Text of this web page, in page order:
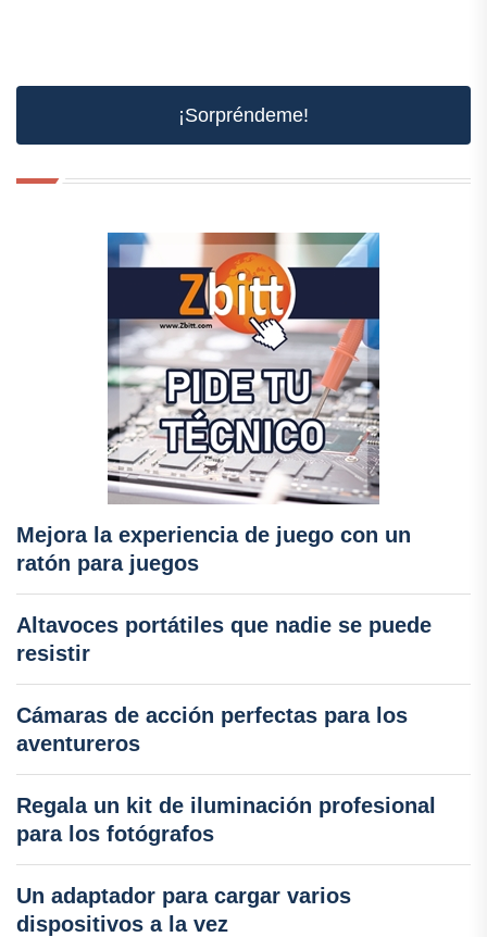
¡Sorpréndeme!
Mejora la experiencia de juego con un
ratón para juegos
Altavoces portátiles que nadie se puede
resistir
Cámaras de acción perfectas para los
aventureros
Regala un kit de iluminación profesional
para los fotógrafos
Un adaptador para cargar varios
dispositivos a la vez